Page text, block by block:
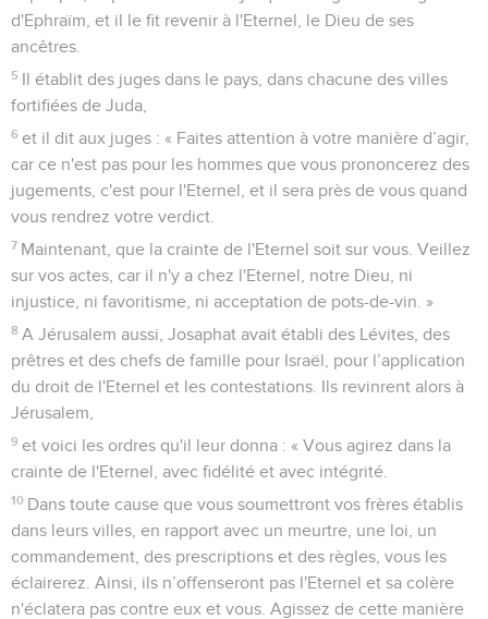
d'Ephraïm, et il le fit revenir à l'Eternel, le Dieu de ses
ancêtres.
5 Il établit des juges dans le pays, dans chacune des villes
fortifiées de Juda,
6 et il dit aux juges : « Faites attention à votre manière d’agir,
car ce n'est pas pour les hommes que vous prononcerez des
jugements, c'est pour l'Eternel, et il sera près de vous quand
vous rendrez votre verdict.
7 Maintenant, que la crainte de l'Eternel soit sur vous. Veillez
sur vos actes, car il n'y a chez l'Eternel, notre Dieu, ni
injustice, ni favoritisme, ni acceptation de pots-de-vin. »
8 A Jérusalem aussi, Josaphat avait établi des Lévites, des
prêtres et des chefs de famille pour Israël, pour l’application
du droit de l'Eternel et les contestations. Ils revinrent alors à
Jérusalem,
9 et voici les ordres qu'il leur donna : « Vous agirez dans la
crainte de l'Eternel, avec fidélité et avec intégrité.
10 Dans toute cause que vous soumettront vos frères établis
dans leurs villes, en rapport avec un meurtre, une loi, un
commandement, des prescriptions et des règles, vous les
éclairerez. Ainsi, ils n’offenseront pas l'Eternel et sa colère
n'éclatera pas contre eux et vous. Agissez de cette manière